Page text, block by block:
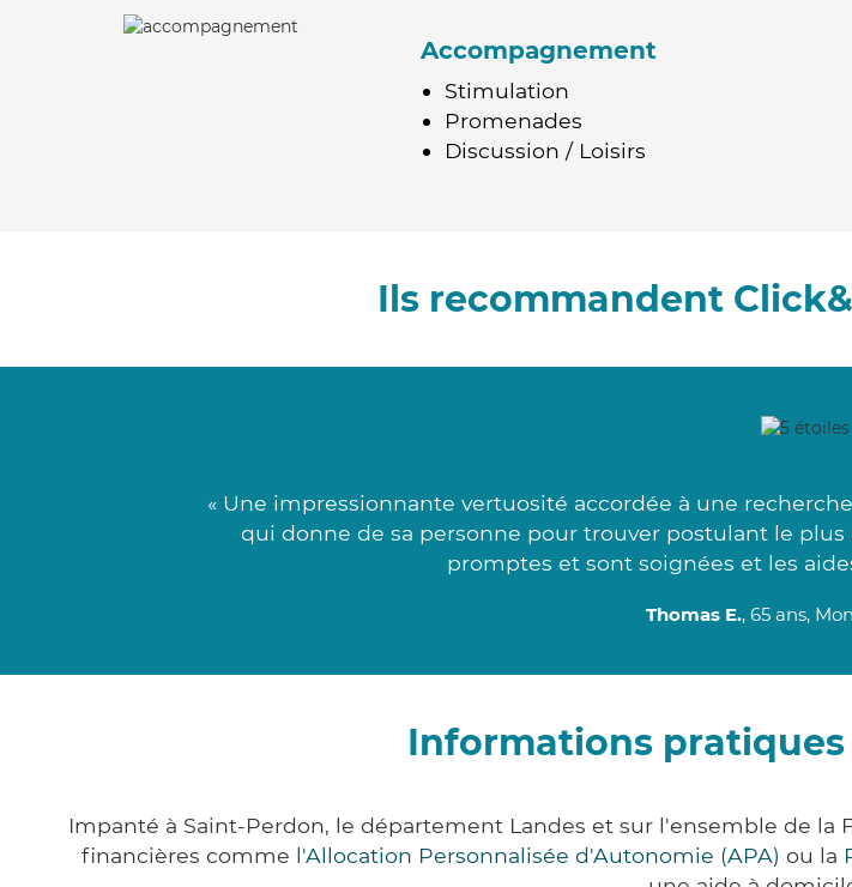
Accompagnement
Stimulation
Promenades
Discussion / Loisirs
Ils recommandent
« Une impressionnante vertuosité accordée à une
qui donne de sa personne pour trouver postulant le
promptes et sont soignées et les
Thomas E., 65 ans,
Informations
Impanté à Saint-Perdon, le département Landes et sur l'ensemble de la
financières comme l'Allocation Personnalisée d'Autonomie (APA) ou la